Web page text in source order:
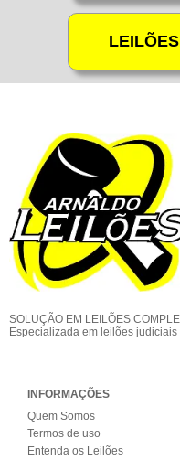
SOLUÇÃO EM LEILÕES
Especializada em leilões
INFORMAÇÕES
Quem Somos
Termos de uso
Entenda os Leilões